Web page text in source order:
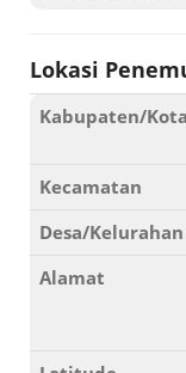
Lokasi
Kabupaten/Kota
Kecamatan
Desa/Kelurahan
Alamat